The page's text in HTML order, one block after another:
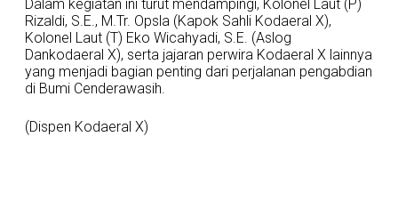
Dalam kegiatan ini turut mendampingi, Kolonel Laut (P)
Rizaldi, S.E., M.Tr. Opsla (Kapok Sahli Kodaeral X),
Kolonel Laut (T) Eko Wicahyadi, S.E. (Aslog
Dankodaeral X), serta jajaran perwira Kodaeral X lainnya
yang menjadi bagian penting dari perjalanan pengabdian
di Bumi Cenderawasih.
(Dispen Kodaeral X)